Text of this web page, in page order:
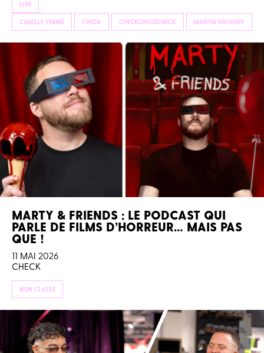
LIVE
CAMILLE YEMBÉ CHECK CHECKCHECKCHECK MARTIN VACHIERY
MARTY & FRIENDS : LE PODCAST QUI
PARLE DE FILMS D’HORREUR… MAIS PAS
QUE !
11 MAI 2026
CHECK
NON CLASSÉ